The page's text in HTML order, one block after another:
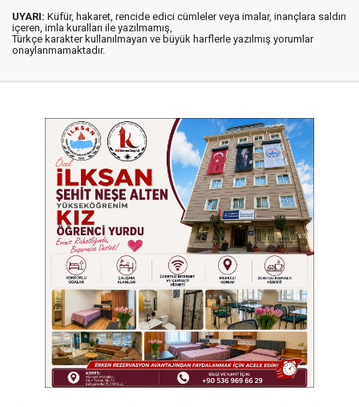
UYARI: Küfür, hakaret, rencide edici cümleler veya imalar, inançlara saldırı
içeren, imla kuralları ile yazılmamış,
Türkçe karakter kullanılmayan ve büyük harflerle yazılmış yorumlar
onaylanmamaktadır.